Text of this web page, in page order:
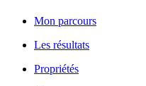
Mon parcours
Les résultats
Propriétés